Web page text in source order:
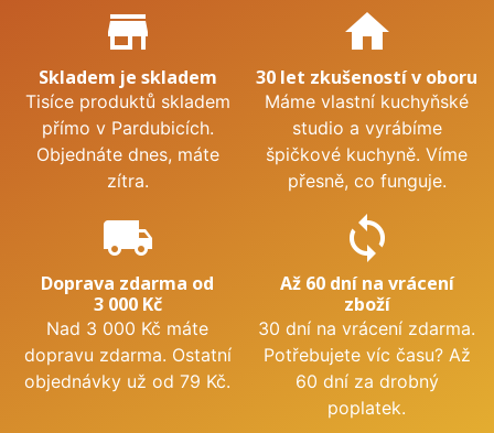
Proč nakupovat u nás?
store_mall_directory
Skladem je skladem
Tisíce produktů skladem
přímo v Pardubicích.
Objednáte dnes, máte
zítra.
home
30 let zkušeností v oboru
Máme vlastní kuchyňské
studio a vyrábíme
špičkové kuchyně. Víme
přesně, co funguje.
local_shipping
Doprava zdarma od
3 000 Kč
Nad 3 000 Kč máte
dopravu zdarma. Ostatní
objednávky už od 79 Kč.
sync
Až 60 dní na vrácení
zboží
30 dní na vrácení zdarma.
Potřebujete víc času? Až
60 dní za drobný
poplatek.